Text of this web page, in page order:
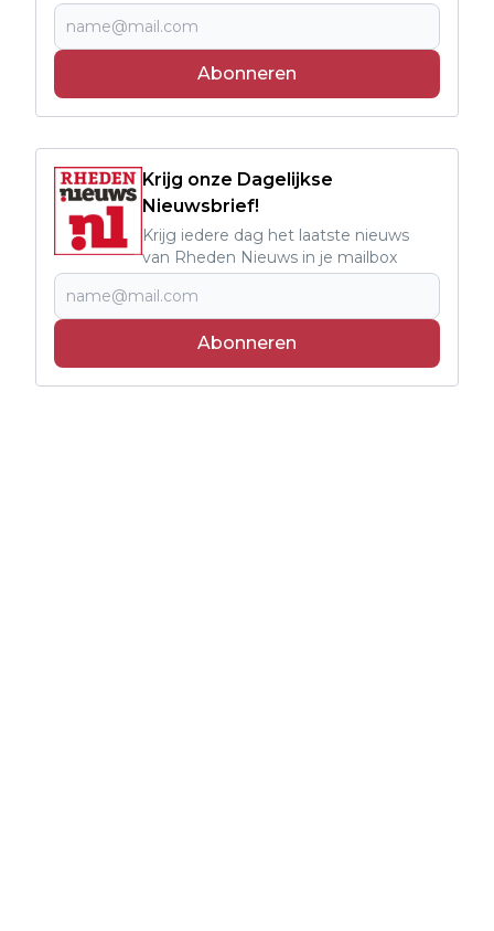
Abonneren
Krijg onze Dagelijkse
Nieuwsbrief!
Krijg iedere dag het laatste nieuws
van Rheden Nieuws in je mailbox
Abonneren